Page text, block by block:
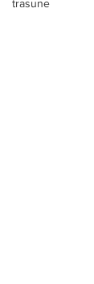
trasune